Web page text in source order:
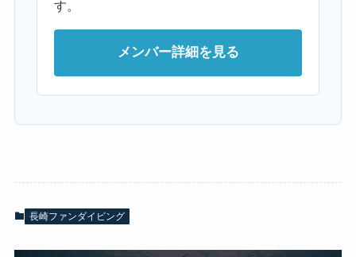
す。
メンバー詳細を見る
長崎ファンダイビング